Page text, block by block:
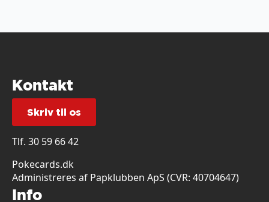
Kontakt
Skriv til os
Tlf. 30 59 66 42
Pokecards.dk
Administreres af Papklubben ApS (CVR: 40704647)
Info